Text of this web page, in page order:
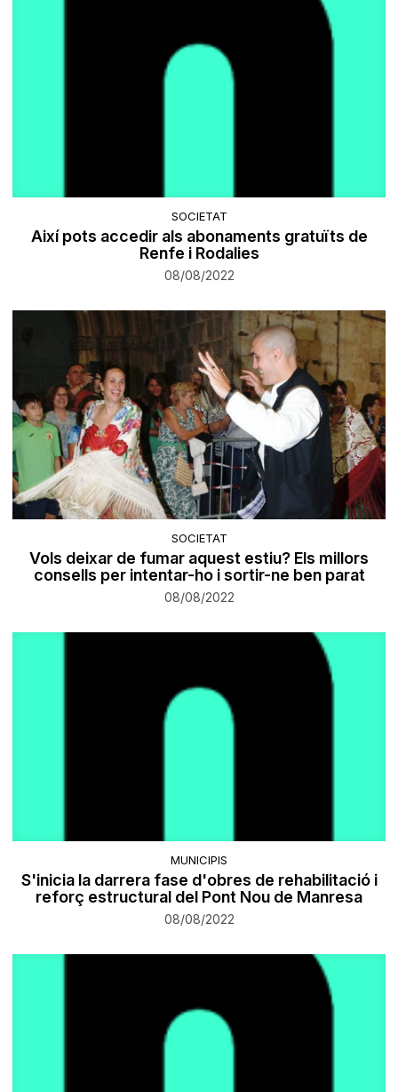
SOCIETAT
Així pots accedir als abonaments gratuïts de
Renfe i Rodalies
08/08/2022
SOCIETAT
Vols deixar de fumar aquest estiu? Els millors
consells per intentar-ho i sortir-ne ben parat
08/08/2022
MUNICIPIS
S'inicia la darrera fase d'obres de rehabilitació i
reforç estructural del Pont Nou de Manresa
08/08/2022